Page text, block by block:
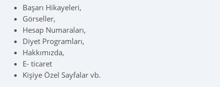
Başarı Hikayeleri,
Görseller,
Hesap Numaraları,
Diyet Programları,
Hakkımızda,
E- ticaret
Kişiye Özel Sayfalar vb.